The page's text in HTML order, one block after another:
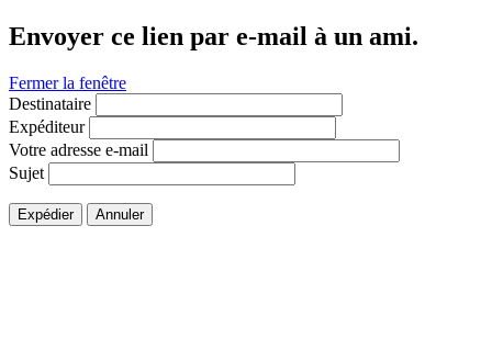
Envoyer ce lien par e-mail à un ami.
Fermer la fenêtre
Destinataire
Expéditeur
Votre adresse e-mail
Sujet
Expédier Annuler